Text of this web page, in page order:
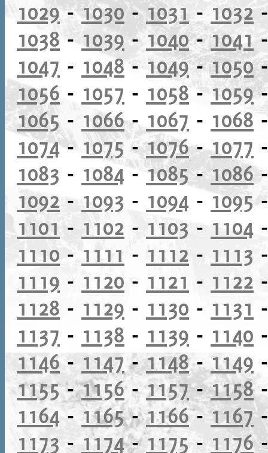
1029-1030-1031 -1032
1038-1039- 1040-1041
1047 - 1048-1049-1050
1056 - 1057 - 1058 -1059
1065 - 1066- 1067 - 1068
1074- 1075-1076-1077
1083 - 1084-1085-1086
1092- 1093 - 1094 -1095
1101- 1102 - 1103 - 1104
1110- 1111 - 1112 - 1113
1119 - 1120 - 1121 - 1122
1128 - 1129 - 1130 - 1131
1137 - 1138 - 1139 - 1140
1146-1147-1148- 1149
1155-1156-1157-1158
1164 - 1165-1166-1167
1173 - 1174-1175- 1176